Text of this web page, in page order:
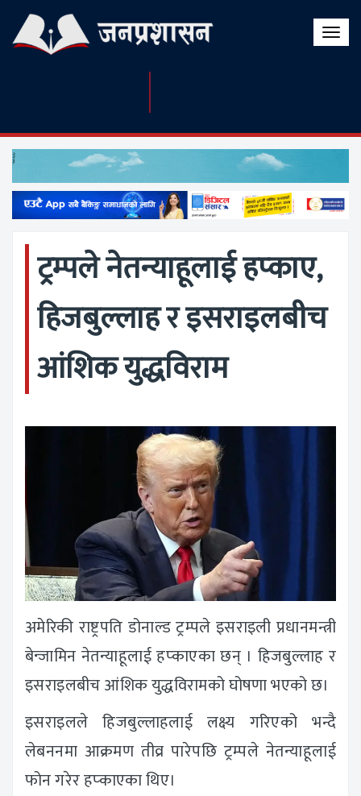
Toggle
ट्रम्पले नेतन्याहूलाई हप्काए,
हिजबुल्लाह र इसराइलबीच
आंशिक युद्धविराम
अमेरिकी राष्ट्रपति डोनाल्ड ट्रम्पले इसराइली प्रधानमन्त्री
बेन्जामिन नेतन्याहूलाई हप्काएका छन् । हिजबुल्लाह र
इसराइलबीच आंशिक युद्धविरामको घोषणा भएको छ।
इसराइलले हिजबुल्लाहलाई लक्ष्य गरिएको भन्दै
लेबननमा आक्रमण तीव्र पारेपछि ट्रम्पले नेतन्याहूलाई
फोन गरेर हप्काएका थिए।